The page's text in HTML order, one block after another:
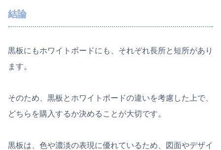
結論
黒板にもホワイトボードにも、それぞれ長所と短所があり
ます。
そのため、黒板とホワイトボードの違いを考慮した上で、
どちらを購入するか決めることが大切です。
黒板は、色や濃淡の表現に優れているため、図面やデザイ